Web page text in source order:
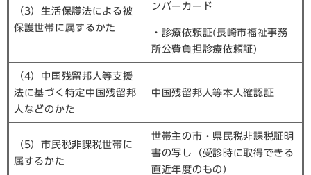
（3）生活保護法による被
保護世帯に属するかた
ンバーカード
・診療依頼証(長崎市福祉事務
所公費負担診療依頼証)
（4）中国残留邦人等支援
法に基づく特定中国残留邦
人などのかた
中国残留邦人等本人確認証
（5）市民税非課税世帯に
属するかた
世帯主の市・県民税非課税証明
書の写し（受診時に取得できる
直近年度のもの）